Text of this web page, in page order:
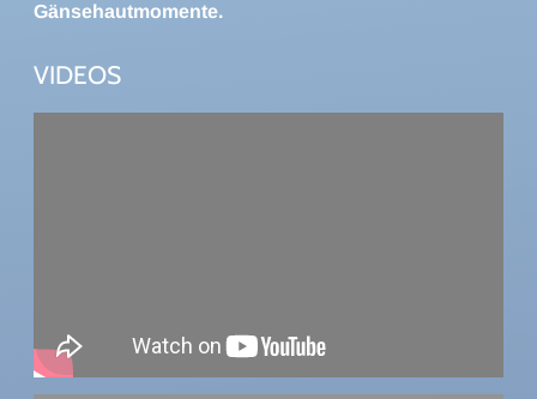
Gänsehautmomente.
VIDEOS